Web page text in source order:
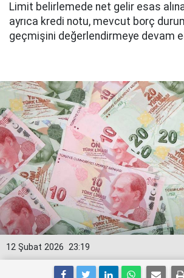
Limit belirlemede net gelir esas
ayrıca kredi notu, mevcut borç
geçmişini değerlendirmeye devam
23:19
12 Şubat 2026